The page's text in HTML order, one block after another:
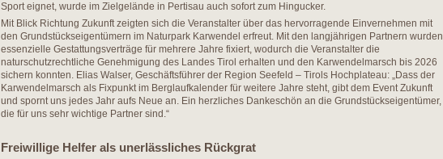
Sport eignet, wurde im Zielgelände in Pertisau auch sofort zum Hingucker.
Mit Blick Richtung Zukunft zeigten sich die Veranstalter über das hervorragende Einvernehmen mit
den Grundstückseigentümern im Naturpark Karwendel erfreut. Mit den langjährigen Partnern wurden
essenzielle Gestattungsverträge für mehrere Jahre fixiert, wodurch die Veranstalter die
naturschutzrechtliche Genehmigung des Landes Tirol erhalten und den Karwendelmarsch bis 2026
sichern konnten. Elias Walser, Geschäftsführer der Region Seefeld – Tirols Hochplateau: „Dass der
Karwendelmarsch als Fixpunkt im Berglaufkalender für weitere Jahre steht, gibt dem Event Zukunft
und spornt uns jedes Jahr aufs Neue an. Ein herzliches Dankeschön an die Grundstückseigentümer,
die für uns sehr wichtige Partner sind.“
Freiwillige Helfer als unerlässliches Rückgrat